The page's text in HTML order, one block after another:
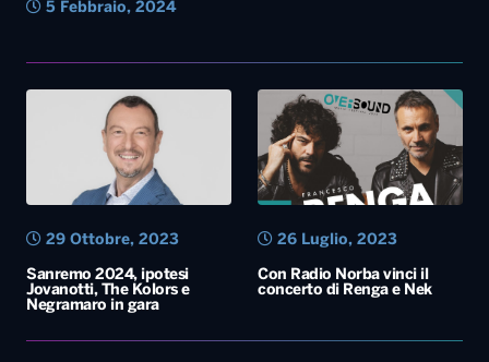
5 Febbraio, 2024
Sanremo 2024, ipotesi
Jovanotti, The Kolors e
Negramaro in gara
29 Ottobre, 2023
Con Radio Norba vinci il
concerto di Renga e Nek
26 Luglio, 2023